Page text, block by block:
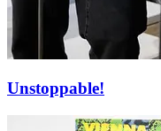
Unstoppable!